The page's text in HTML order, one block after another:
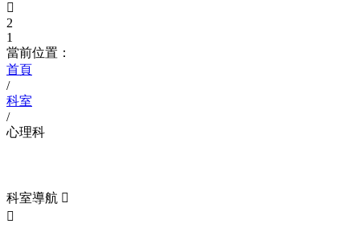

2
1
當前位置：
首頁
/
科室
/
心理科
科室導航 
